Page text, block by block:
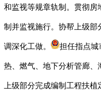
和监视等规章轨制。贯彻房
制并监视施行。协帮上级
调深化工做。 担任指点城
热、燃气、地下分析管廊
上级部分完成编制工程扶